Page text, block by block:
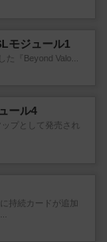
モジュール1
た『Beyond Valo...
ール4
プとして発売され
持続カードが追加